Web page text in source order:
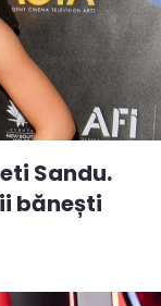
Sandu.
bănești